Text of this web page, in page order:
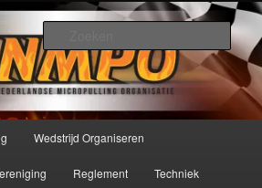
MicroPulling
ter wereld!
Wedstrijd Organiseren
Reglement Techniek